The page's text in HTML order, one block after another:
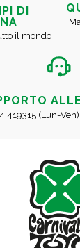
DI
il mondo
419315 (Lun-